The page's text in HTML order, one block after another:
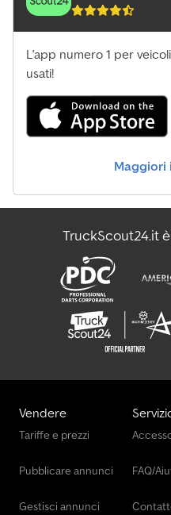
L'app numero 1 per
usati!
Maggiori
TruckScout24.it
Vendere
Tariffe e prezzi
Pubblicare annunci
Gestisci annunci
FAQ/